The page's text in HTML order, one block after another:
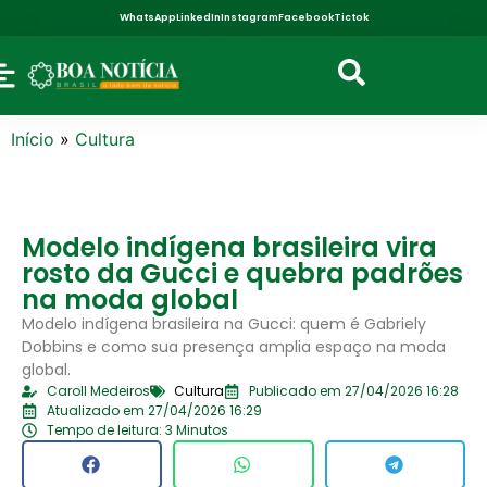
WhatsAppLinkedInInstagramFacebookTictok
Início » Cultura
Modelo indígena brasileira vira
rosto da Gucci e quebra padrões
na moda global
Modelo indígena brasileira na Gucci: quem é Gabriely
Dobbins e como sua presença amplia espaço na moda
global.
Caroll Medeiros Cultura
Publicado em 27/04/2026 16:28
Atualizado em 27/04/2026 16:29
Tempo de leitura: 3 Minutos